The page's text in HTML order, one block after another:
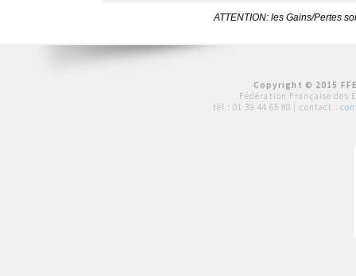
ATTENTION: les Gains/Pertes
Copyright © 2015
Fédération Française des
tél : 01 39 44 65 80 | contact :